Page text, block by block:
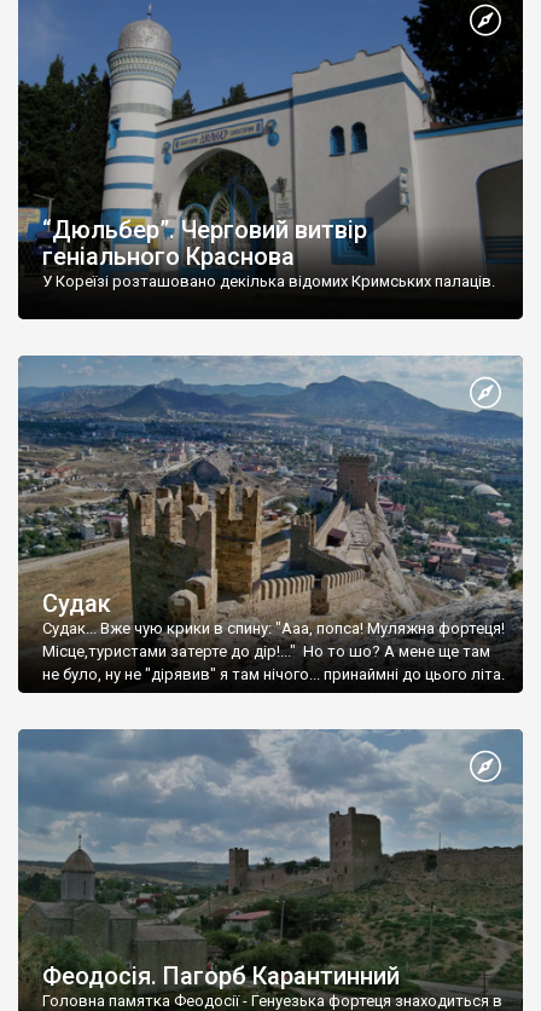
“Дюльбер”. Черговий витвір
геніального Краснова
У Кореїзі розташовано декілька відомих Кримських палаців.
Судак
Судак... Вже чую крики в спину: "Ааа, попса! Муляжна фортеця!
Місце,туристами затерте до дір!..." Но то шо? А мене ще там
не було, ну не "дірявив" я там нічого... принаймні до цього літа.
Феодосія. Пагорб Карантинний
Головна памятка Феодосії - Генуезька фортеця знаходиться в